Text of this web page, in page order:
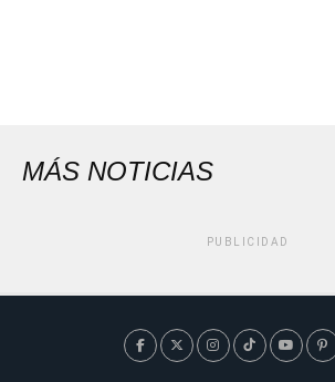
MÁS NOTICIAS
PUBLICIDAD